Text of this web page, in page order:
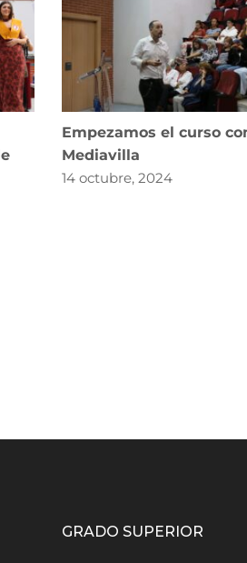
Empezamos el curso
Mediavilla
14 octubre, 2024
GRADO SUPERIOR